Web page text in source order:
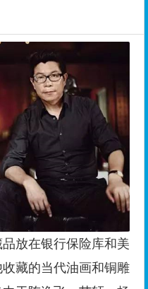
放在银行保险库和美
藏的当代油画和铜雕